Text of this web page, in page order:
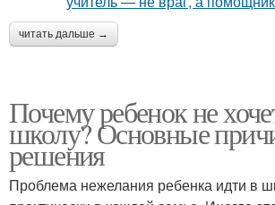
читать дальше →
Почему ребенок не
школу? Основные
решения
Проблема нежелания ребенка идти в